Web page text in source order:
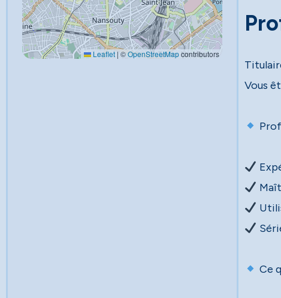
Leaflet|©OpenStreetMapcontributors
Vous
Ce